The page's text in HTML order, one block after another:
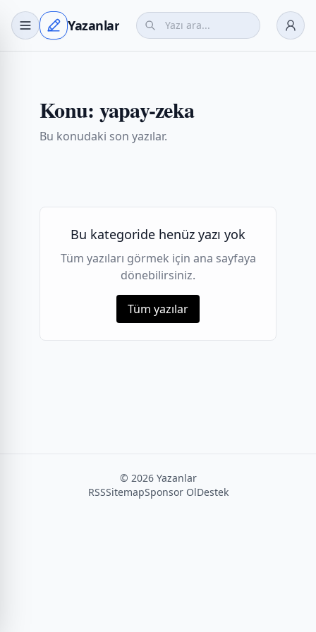
Yazanlar
Konu: yapay-zeka
Bu konudaki son yazılar.
Bu kategoride henüz yazı yok
Tüm yazıları görmek için ana sayfaya
dönebilirsiniz.
Tüm yazılar
© 2026Yazanlar
RSSSitemapSponsor OlDestek